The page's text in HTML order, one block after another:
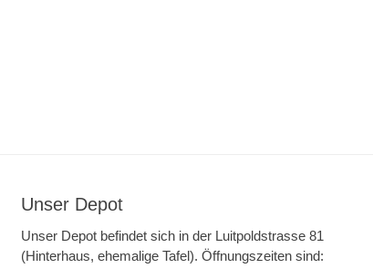
Unser Depot
Unser Depot befindet sich in der Luitpoldstrasse 81
(Hinterhaus, ehemalige Tafel). Öffnungszeiten sind: